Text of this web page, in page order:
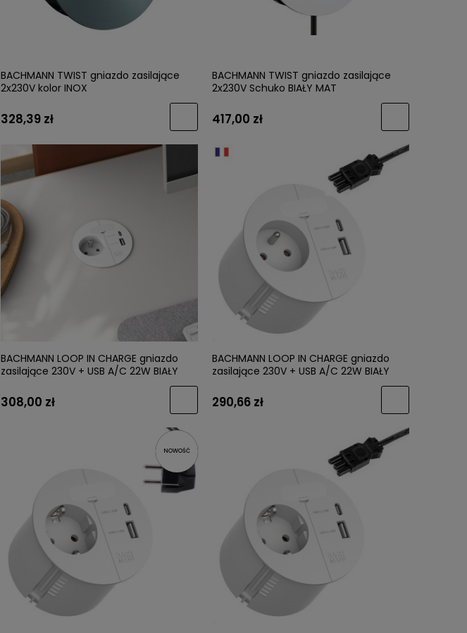
BACHMANN TWIST gniazdo zasilające
2x230V kolor INOX
328,39 zł
BACHMANN TWIST gniazdo zasilające
2x230V Schuko BIAŁY MAT
417,00 zł
BACHMANN LOOP IN CHARGE gniazdo
zasilające 230V + USB A/C 22W BIAŁY
308,00 zł
BACHMANN LOOP IN CHARGE gniazdo
zasilające 230V + USB A/C 22W BIAŁY
290,66 zł
NOWOŚĆ